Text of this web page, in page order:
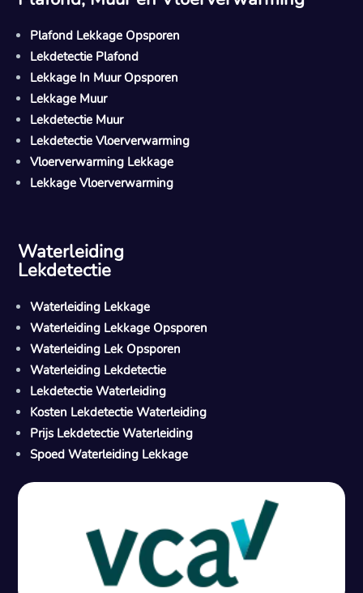
M
Gratis offerte in 24 uur
Plafond Lekkage Opsporen
Lekdetectie Plafond
Lekkage In Muur Opsporen
Lekkage Muur
Lekdetectie Muur
Lekdetectie Vloerverwarming
Vloerverwarming Lekkage
Lekkage Vloerverwarming
Waterleiding
Lekdetectie
Waterleiding Lekkage
Waterleiding Lekkage Opsporen
Waterleiding Lek Opsporen
Waterleiding Lekdetectie
Lekdetectie Waterleiding
Kosten Lekdetectie Waterleiding
Prijs Lekdetectie Waterleiding
Spoed Waterleiding Lekkage